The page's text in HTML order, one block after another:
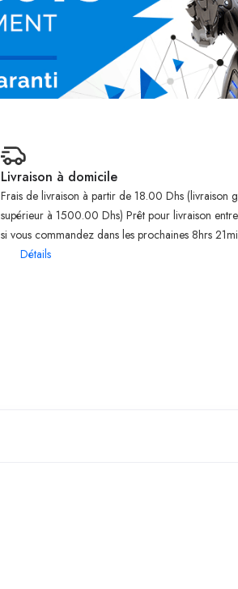
Livraison à domicile
Frais de livraison à partir de 18.00 Dhs (livraison
supérieur à 1500.00 Dhs) Prêt pour livraison
si vous commandez dans les prochaines 8hrs
Détails